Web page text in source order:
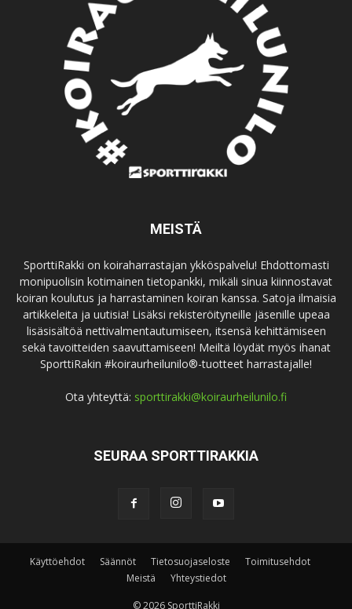
MEISTÄ
SporttiRakki on koiraharrastajan ykköspalvelu! Ehdottomasti
monipuolisin kotimainen tietopankki, mikäli sinua kiinnostavat
koiran koulutus ja harrastaminen koiran kanssa. Satoja ilmaisia
artikkeleita ja uutisia! Lisäksi rekisteröityneille jäsenille upeaa
lisäsisältöä nettivalmentautumiseen, itsensä kehittämiseen
sekä tavoitteiden saavuttamiseen! Meiltä löydät myös ihanat
SporttiRakin #koiraurheilunilo®-tuotteet harrastajalle!
Ota yhteyttä: sporttirakki@koiraurheilunilo.fi
SEURAA SPORTTIRAKKIA
Käyttöehdot Säännöt Tietosuojaseloste
Toimitusehdot
Meistä
Yhteystiedot
© 2026 SporttiRakki